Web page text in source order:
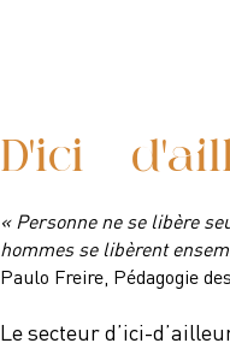
D'ici -
« Personne ne se libère
hommes se libèrent
Paulo Freire, Pédagogie
Le secteur d’ici-